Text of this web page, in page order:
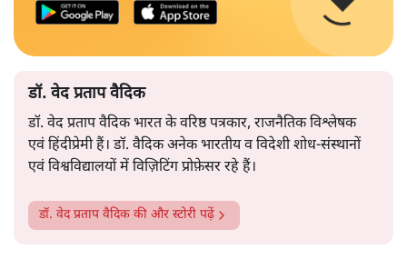
डॉ. वेद प्रताप वैदिक
डॉ. वेद प्रताप वैदिक भारत के वरिष्ठ पत्रकार, राजनैतिक विश्लेषक
एवं हिंदीप्रेमी हैं। डॉ. वैदिक अनेक भारतीय व विदेशी शोध-संस्थानों
एवं विश्वविद्यालयों में विज़िटिंग प्रोफ़ेसर रहे हैं।
डॉ. वेद प्रताप वैदिक की और स्टोरी पढ़ें